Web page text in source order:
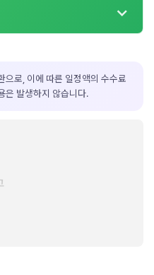
으로, 이에 따른 일정액의 수수료
은 발생하지 않습니다.